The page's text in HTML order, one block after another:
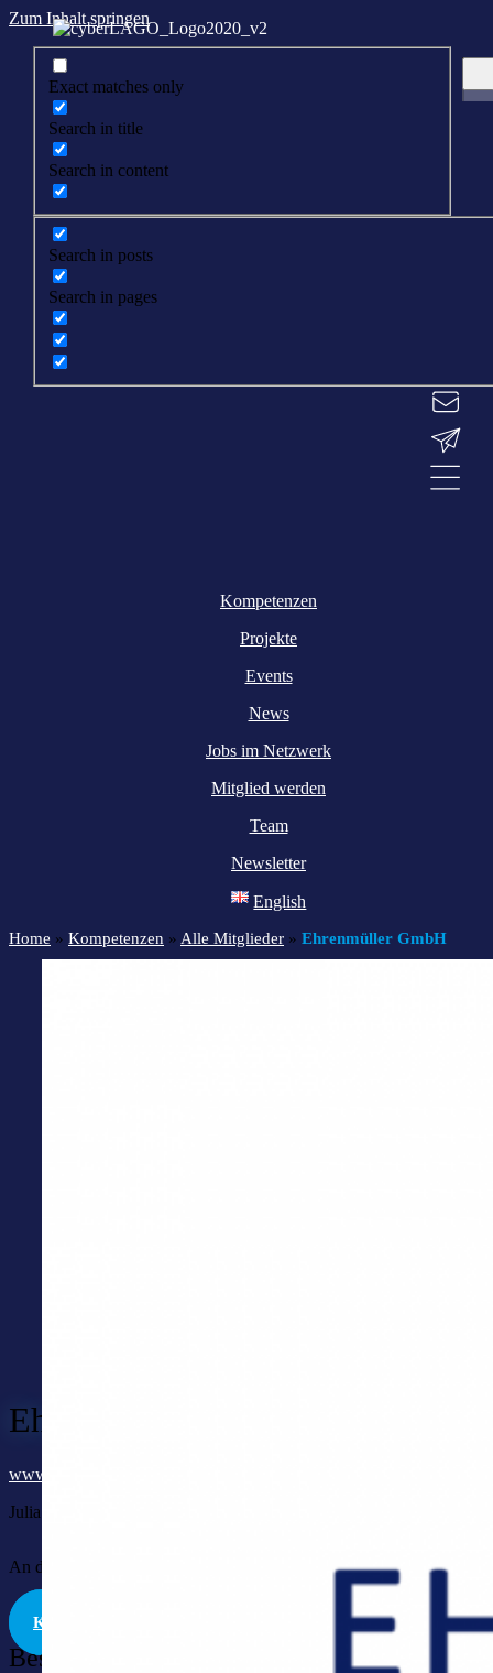
Zum Inhalt springen
Exact matches only
Search in title
Search in content
Search in posts
Search in pages
Kompetenzen
Projekte
Events
News
Jobs im Netzwerk
Mitglied werden
Team
Newsletter
English
Home » Kompetenzen » Alle Mitglieder » Ehrenmüller GmbH
Ehrenmüller GmbH
www.ehrenmueller.ai
Julia König
An der Stadtmauer 4 | 87435 Kempten | DE
KONTAKT
Beschreibung